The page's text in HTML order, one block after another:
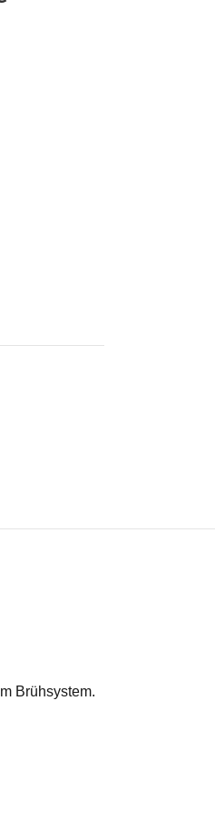
Brühsystem.